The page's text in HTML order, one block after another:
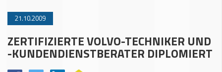
21.10.2009
ZERTIFIZIERTE VOLVO-TECHNIKER UND
-KUNDENDIENSTBERATER DIPLOMIERT